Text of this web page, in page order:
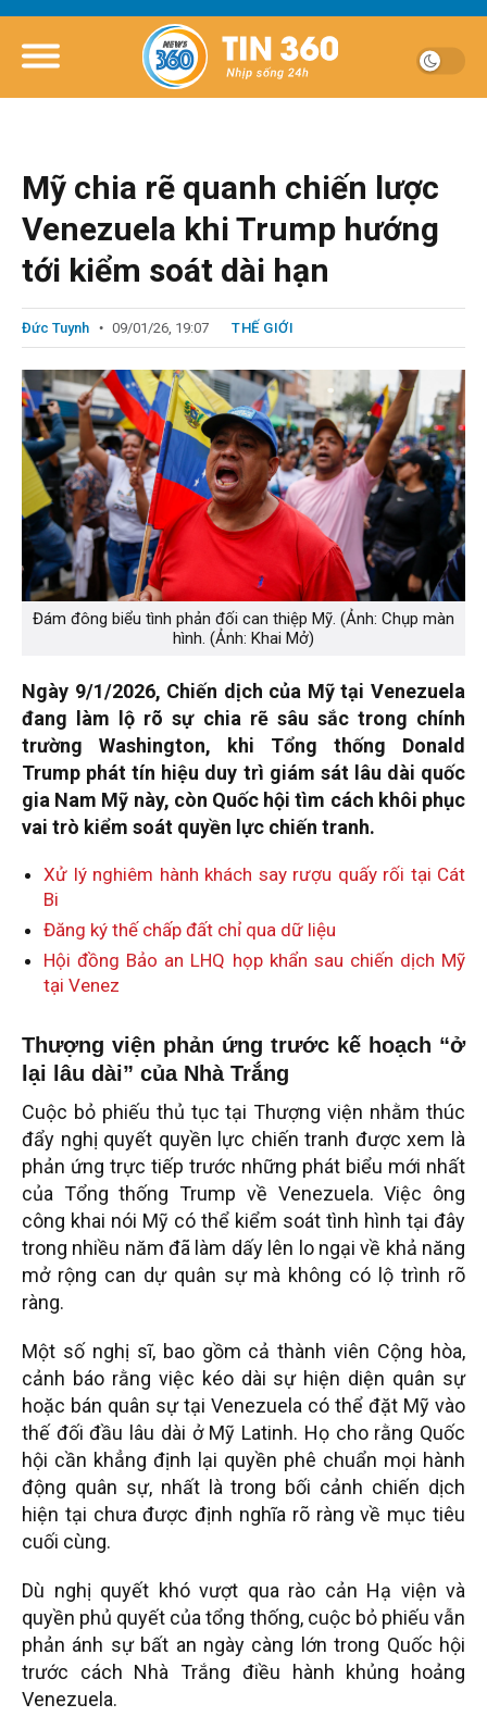
Mỹ chia rẽ quanh chiến lược
Venezuela khi Trump hướng
tới kiểm soát dài hạn
Đức Tuynh 09/01/26, 19:07 THẾ GIỚI
Đám đông biểu tình phản đối can thiệp Mỹ. (Ảnh: Chụp màn
hình. (Ảnh: Khai Mở)
Ngày 9/1/2026, Chiến dịch của Mỹ tại Venezuela
đang làm lộ rõ sự chia rẽ sâu sắc trong chính
trường Washington, khi Tổng thống Donald
Trump phát tín hiệu duy trì giám sát lâu dài quốc
gia Nam Mỹ này, còn Quốc hội tìm cách khôi phục
vai trò kiểm soát quyền lực chiến tranh.
Xử lý nghiêm hành khách say rượu quấy rối tại Cát
Bi
Đăng ký thế chấp đất chỉ qua dữ liệu
Hội đồng Bảo an LHQ họp khẩn sau chiến dịch Mỹ
tại Venez
Thượng viện phản ứng trước kế hoạch “ở
lại lâu dài” của Nhà Trắng
Cuộc bỏ phiếu thủ tục tại Thượng viện nhằm thúc
đẩy nghị quyết quyền lực chiến tranh được xem là
phản ứng trực tiếp trước những phát biểu mới nhất
của Tổng thống Trump về Venezuela. Việc ông
công khai nói Mỹ có thể kiểm soát tình hình tại đây
trong nhiều năm đã làm dấy lên lo ngại về khả năng
mở rộng can dự quân sự mà không có lộ trình rõ
ràng.
Một số nghị sĩ, bao gồm cả thành viên Cộng hòa,
cảnh báo rằng việc kéo dài sự hiện diện quân sự
hoặc bán quân sự tại Venezuela có thể đặt Mỹ vào
thế đối đầu lâu dài ở Mỹ Latinh. Họ cho rằng Quốc
hội cần khẳng định lại quyền phê chuẩn mọi hành
động quân sự, nhất là trong bối cảnh chiến dịch
hiện tại chưa được định nghĩa rõ ràng về mục tiêu
cuối cùng.
Dù nghị quyết khó vượt qua rào cản Hạ viện và
quyền phủ quyết của tổng thống, cuộc bỏ phiếu vẫn
phản ánh sự bất an ngày càng lớn trong Quốc hội
trước cách Nhà Trắng điều hành khủng hoảng
Venezuela.